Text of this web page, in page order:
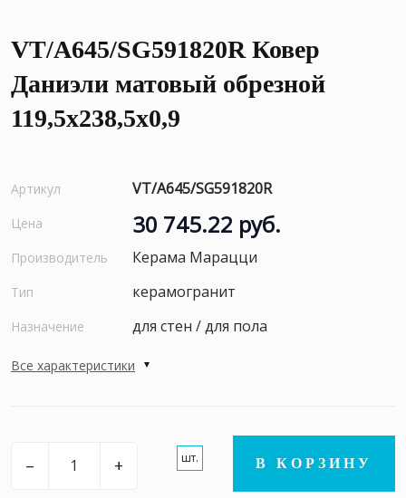
VT/A645/SG591820R Ковер
Даниэли матовый обрезной
119,5x238,5x0,9
Артикул VT/A645/SG591820R
Цена 30 745.22 руб.
Производитель Керама Марацци
Тип керамогранит
Назначение для стен / для пола
Все характеристики
– + шт. В КОРЗИНУ